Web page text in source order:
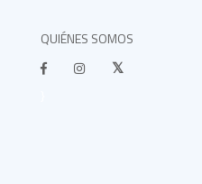
QUIÉNES SOMOS